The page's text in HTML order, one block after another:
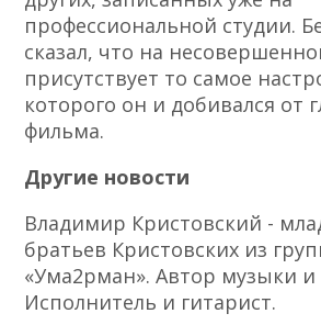
профессиональной студии.
сказал, что на
присутствует то самое
которого он и добивался от
фильма.
Другие новости
Владимир Кристовский -
братьев Кристовских из
«Ума2рман». Автор музыки и
Исполнитель и гитарист.